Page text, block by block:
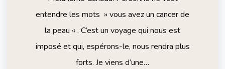
entendre les mots » vous avez un cancer de
la peau « . C’est un voyage qui nous est
imposé et qui, espérons-le, nous rendra plus
forts. Je viens d’une…